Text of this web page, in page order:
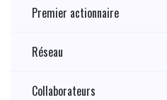
Premier actionnaire
Réseau
Collaborateurs